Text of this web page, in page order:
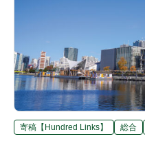
寄稿【Hundred Links】 総合